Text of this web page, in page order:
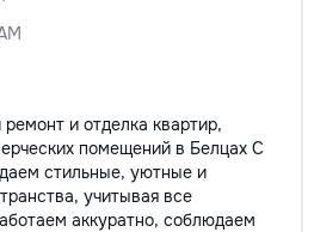
и отделка квартир,
помещений в Белцах С
стильные, уютные и
учитывая все
аккуратно, соблюдаем